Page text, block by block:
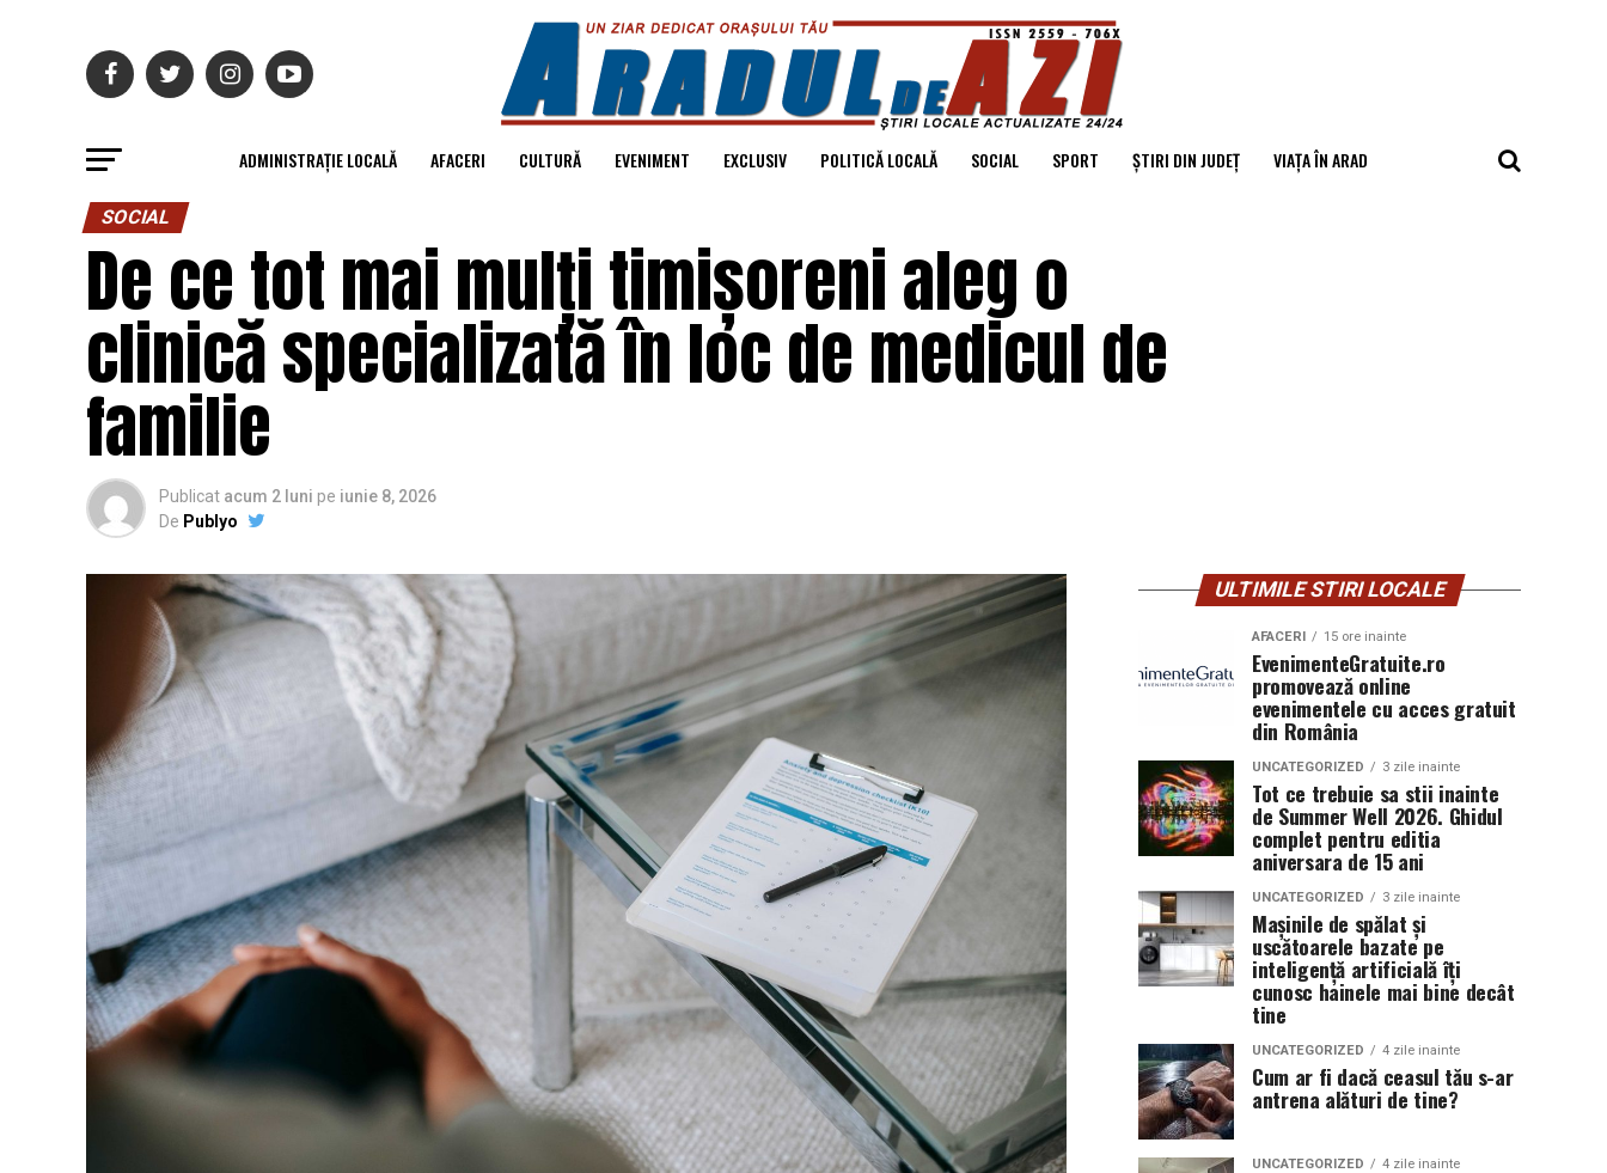
ADMINISTRAȚIE LOCALĂ AFACERI CULTURĂ EVENIMENT EXCLUSIV POLITICĂ LOCALĂ SOCIAL SPORT ȘTIRI DIN JUDEȚ VIAȚA ÎN ARAD
SOCIAL
De ce tot mai mulți timișoreni aleg o
clinică specializată în loc de medicul de
familie
Publicat acum 2 luni pe iunie 8, 2026
De Publyo
ULTIMILE STIRI LOCALE
AFACERI 15 ore inainte
EvenimenteGratuite.ro
promovează online
evenimentele cu acces gratuit
din România
UNCATEGORIZED 3 zile inainte
Tot ce trebuie sa stii inainte
de Summer Well 2026. Ghidul
complet pentru editia
aniversara de 15 ani
UNCATEGORIZED 3 zile inainte
Mașinile de spălat și
uscătoarele bazate pe
inteligență artificială îți
cunosc hainele mai bine decât
tine
UNCATEGORIZED 4 zile inainte
Cum ar fi dacă ceasul tău s-ar
antrena alături de tine?
UNCATEGORIZED 4 zile inainte